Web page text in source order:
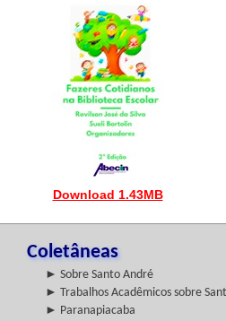
Download 1.43MB
Coletâneas
► Sobre Santo André
► Trabalhos Acadêmicos sobre
► Paranapiacaba